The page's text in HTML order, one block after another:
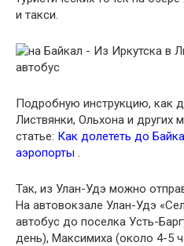
и такси.
Подробную инструкцию, как
Листвянки, Ольхона и других
статье: Как долететь до
аэропорты
Так, из Улан-Удэ можно
На автовокзале Улан-Удэ
автобус до поселка Усть-
день), Максимиха (около 4-5